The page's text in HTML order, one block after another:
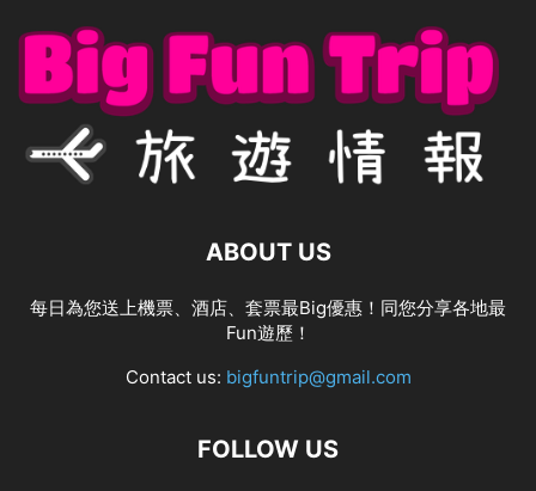
ABOUT US
每日為您送上機票、酒店、套票最Big優惠！同您分享各地最
Fun遊歷！
Contact us: bigfuntrip@gmail.com
FOLLOW US